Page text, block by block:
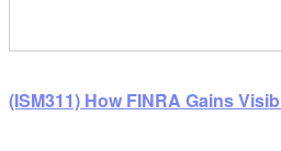
(ISM311) How FINRA Gains